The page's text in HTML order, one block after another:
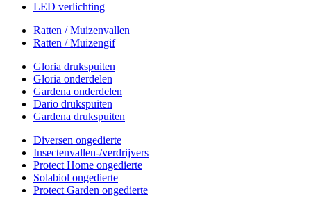
LED verlichting
Ratten / Muizenvallen
Ratten / Muizengif
Gloria drukspuiten
Gloria onderdelen
Gardena onderdelen
Dario drukspuiten
Gardena drukspuiten
Diversen ongedierte
Insectenvallen-/verdrijvers
Protect Home ongedierte
Solabiol ongedierte
Protect Garden ongedierte